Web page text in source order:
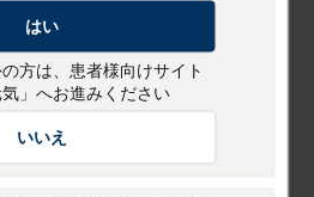
清亜鉛値が低値である．血清亜
，亜鉛投与により基礎疾患の所
することがある．したがって，
，亜鉛欠乏症状が認められなく
を考慮してもよい
，銅欠乏（貧血，白血球減少，
はい
方は、患者様向けサイト
気」へお進みください
いいえ